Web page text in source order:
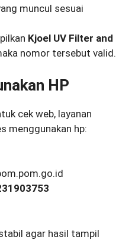
muncul sesuai
Kjoel UV Filter and
nomor tersebut valid.
HP
cek web, layanan
menggunakan hp:
agar hasil tampil